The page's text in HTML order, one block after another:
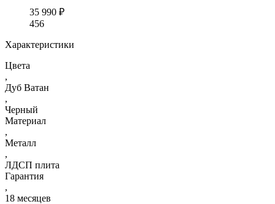
35 990 ₽
456
Характеристики
Цвета
,
Дуб Ватан
,
Черный
Материал
,
Металл
,
ЛДСП плита
Гарантия
,
18 месяцев